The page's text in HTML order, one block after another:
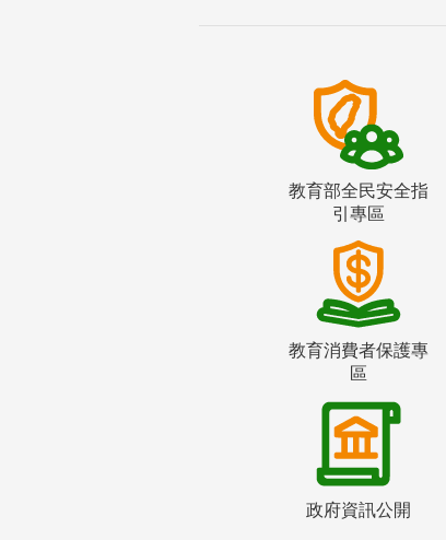
教育部全民安全指
引專區
教育消費者保護專
區
政府資訊公開